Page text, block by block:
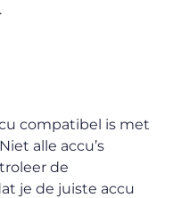
compatibel is met
alle accu’s
de
je de juiste accu